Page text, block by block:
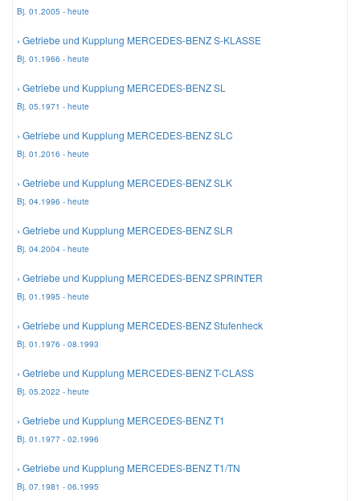
Bj. 01.2005 - heute
› Getriebe und Kupplung MERCEDES-BENZ S-KLASSE
Bj. 01.1966 - heute
› Getriebe und Kupplung MERCEDES-BENZ SL
Bj. 05.1971 - heute
› Getriebe und Kupplung MERCEDES-BENZ SLC
Bj. 01.2016 - heute
› Getriebe und Kupplung MERCEDES-BENZ SLK
Bj. 04.1996 - heute
› Getriebe und Kupplung MERCEDES-BENZ SLR
Bj. 04.2004 - heute
› Getriebe und Kupplung MERCEDES-BENZ SPRINTER
Bj. 01.1995 - heute
› Getriebe und Kupplung MERCEDES-BENZ Stufenheck
Bj. 01.1976 - 08.1993
› Getriebe und Kupplung MERCEDES-BENZ T-CLASS
Bj. 05.2022 - heute
› Getriebe und Kupplung MERCEDES-BENZ T1
Bj. 01.1977 - 02.1996
› Getriebe und Kupplung MERCEDES-BENZ T1/TN
Bj. 07.1981 - 06.1995